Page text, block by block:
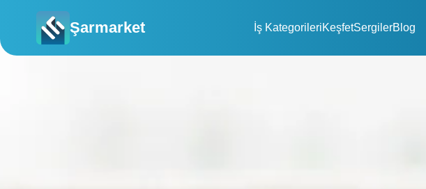
Şarmarket İş KategorileriKeşfetSergilerBlog